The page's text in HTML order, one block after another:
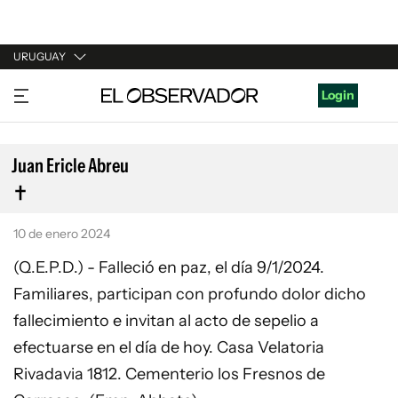
URUGUAY
URUGUAY
ARGENTINA
ESPAÑA
ESTADOS UNIDOS
Login
Juan Ericle Abreu
10 de enero 2024
(Q.E.P.D.) - Falleció en paz, el día 9/1/2024.
Familiares, participan con profundo dolor dicho
fallecimiento e invitan al acto de sepelio a
efectuarse en el día de hoy. Casa Velatoria
Rivadavia 1812. Cementerio los Fresnos de